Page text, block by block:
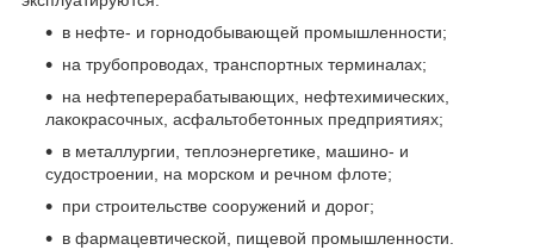
в нефте- и горнодобывающей промышленности;
на трубопроводах, транспортных терминалах;
на нефтеперерабатывающих, нефтехимических,
лакокрасочных, асфальтобетонных предприятиях;
в металлургии, теплоэнергетике, машино- и
судостроении, на морском и речном флоте;
при строительстве сооружений и дорог;
в фармацевтической, пищевой промышленности.